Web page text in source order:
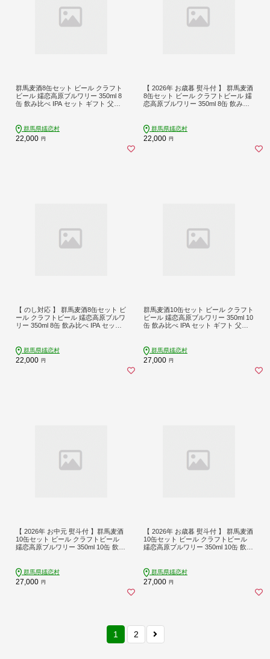
群馬麦酒8缶セット ビール クラフト
ビール 嬬恋高原ブルワリー 350ml 8
缶 飲み比べ IPA セット ギフト 父の
群馬県嬬恋村
22,000 円
【 2026年 お歳暮 熨斗付 】 群馬麦酒
8缶セット ビール クラフトビール 嬬
恋高原ブルワリー 350ml 8缶 飲み比
群馬県嬬恋村
22,000 円
【 のし対応 】 群馬麦酒8缶セット ビ
ール クラフトビール 嬬恋高原ブルワ
リー 350ml 8缶 飲み比べ IPA セット
群馬県嬬恋村
22,000 円
群馬麦酒10缶セット ビール クラフト
ビール 嬬恋高原ブルワリー 350ml 10
缶 飲み比べ IPA セット ギフト 父の
群馬県嬬恋村
27,000 円
【 2026年 お中元 熨斗付 】群馬麦酒
10缶セット ビール クラフトビール
嬬恋高原ブルワリー 350ml 10缶 飲み
群馬県嬬恋村
27,000 円
【 2026年 お歳暮 熨斗付 】 群馬麦酒
10缶セット ビール クラフトビール
嬬恋高原ブルワリー 350ml 10缶 飲み
群馬県嬬恋村
27,000 円
1 2